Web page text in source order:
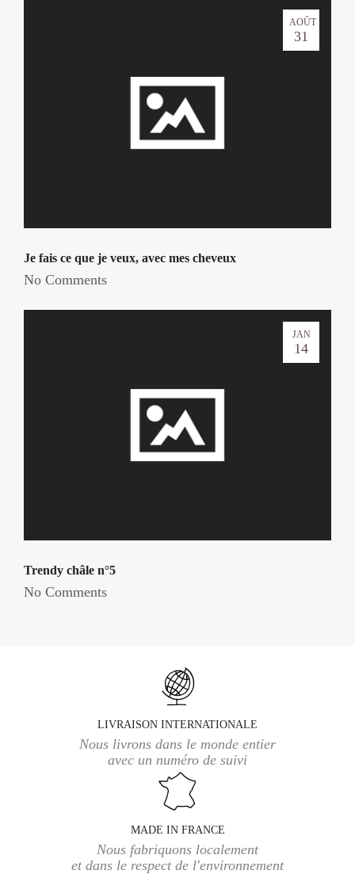
AOÛT
31
Je fais ce que je veux, avec mes cheveux
No Comments
JAN
14
Trendy châle n°5
No Comments
LIVRAISON INTERNATIONALE
Nous livrons dans le monde entier
avec un numéro de suivi
MADE IN FRANCE
Nous fabriquons localement
et dans le respect de l'environnement